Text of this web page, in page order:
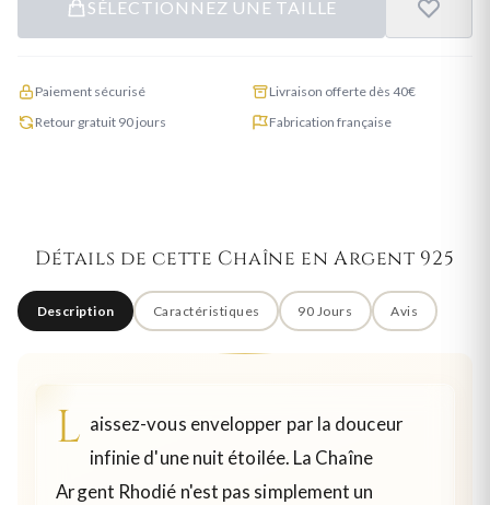
SÉLECTIONNEZ UNE TAILLE
Paiement sécurisé
Livraison offerte dès 40€
Retour gratuit 90 jours
Fabrication française
Détails de cette Chaîne en Argent 925
Description Caractéristiques 90 Jours Avis
L aissez-vous envelopper par la douceur
infinie d'une nuit étoilée. La Chaîne
Argent Rhodié n'est pas simplement un